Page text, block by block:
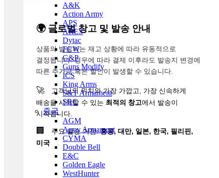
🌍 글로벌 창고 및 발송 안내
상품의 발송지는 재고 상황에 따라 유동적으로
결정됩니다. 경우에 따라 결제 이후라도 발송지 변경에
따른 추가금 혹은 할인이 발생할 수 있습니다.
🚀
고객님의 위치와 가장 가깝고, 가장 신속하게
배송을 시작할 수 있는 최적의 창고에서 발송이
시작됩니다.
🏢 주요 발송 거점:홍콩, 대만, 일본, 한국, 필리핀,
미국
A&K
Action Army
APS
ARES
Dytac
FCW
G&P
Guns Modify
ICS
King Arms
S&T Armament
SRC
중국
AGM
Army Armament
CYMA
Double Bell
E&C
Golden Eagle
WestHunter